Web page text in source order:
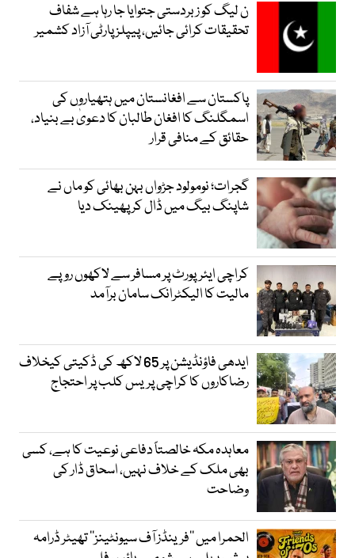
ن لیگ کو زبردستی جتوایا جا رہا ہے شفاف
تحقیقات کرائی جائیں، پیپلز پارٹی آزاد کشمیر
پاکستان سے افغانستان میں ہتھیاروں کی
اسمگلنگ کا افغان طالبان کا دعویٰ بے بنیاد،
حقائق کے منافی قرار
گجرات؛ نومولود جڑواں بہن بھائی کو ماں نے
شاپنگ بیگ میں ڈال کر پھینک دیا
کراچی ایئرپورٹ پر مسافر سے لاکھوں روپے
مالیت کا الیکٹرانک سامان برآمد
ایدھی فاؤنڈیشن پر 65 لاکھ کی ڈکیتی کیخلاف
رضاکاروں کا کراچی پریس کلب پر احتجاج
معاہدہ مکہ خالصتاً دفاعی نوعیت کا ہے، کسی
بھی ملک کے خلاف نہیں، اسحاق ڈار کی
وضاحت
الحمرا میں ’’فرینڈز آف سیونٹینز‘‘ تھیٹر ڈرامہ